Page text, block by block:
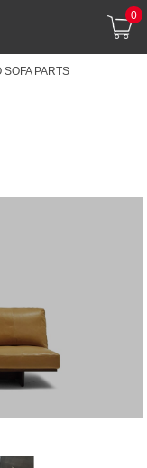
0
SOFA PARTS